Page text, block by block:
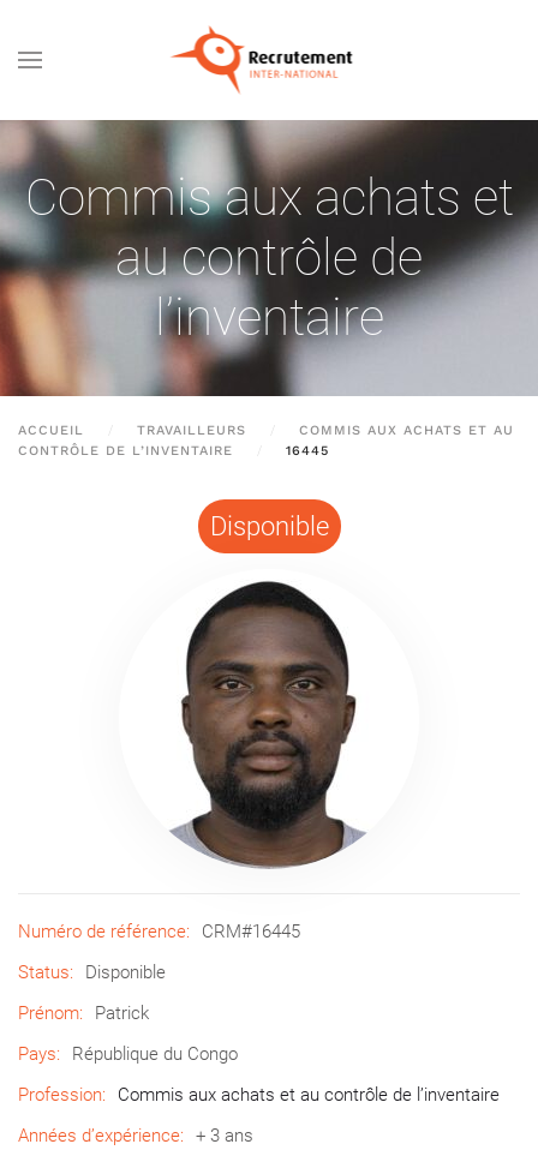
Passer au contenu principal
Commis aux achats et
au contrôle de
l’inventaire
ACCUEIL TRAVAILLEURS
COMMIS AUX ACHATS ET AU
CONTRÔLE DE L’INVENTAIRE
16445
Disponible
Numéro de référence:
CRM#16445
Status:
Disponible
Prénom:
Patrick
Pays:
République du Congo
Profession:
Commis aux achats et au contrôle de l’inventaire
Années d’expérience:
+ 3 ans